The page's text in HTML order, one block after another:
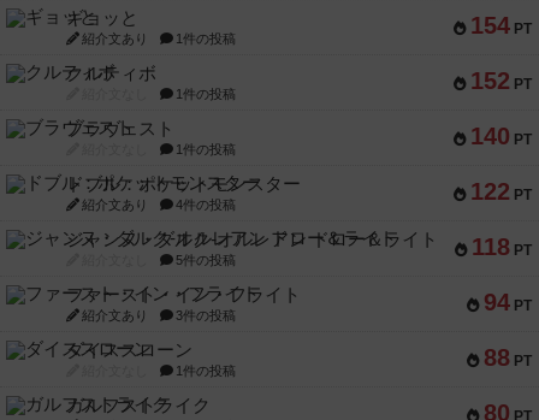
154 PT
ギョッと
紹介文あり 1件の投稿
152 PT
クルティボ
1件の投稿
140 PT
ブラヴェスト
1件の投稿
122 PT
ドブル：ポケットモンスター
紹介文あり 4件の投稿
118 PT
ジャンヌ・ダルク-オルレアン ドロー＆ライト
5件の投稿
94 PT
ファースト・イン・フライト
紹介文あり 3件の投稿
88 PT
ダイススローン
1件の投稿
80 PT
ガルフストライク